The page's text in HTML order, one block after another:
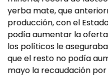
yerba mate, que
producción, con el
podía aumentar la
los políticos le
que el resto no podía
mayo la recaudación